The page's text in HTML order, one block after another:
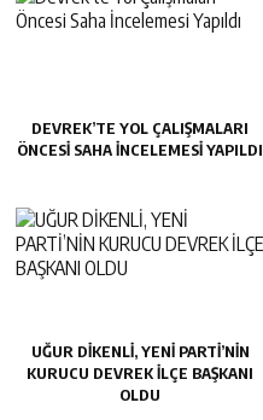
DEVREK’TE YOL ÇALIŞMALARI
ÖNCESI SAHA İNCELEMESI YAPILDI
UĞUR DİKENLİ, YENİ PARTİ’NİN
KURUCU DEVREK İLÇE BAŞKANI
OLDU